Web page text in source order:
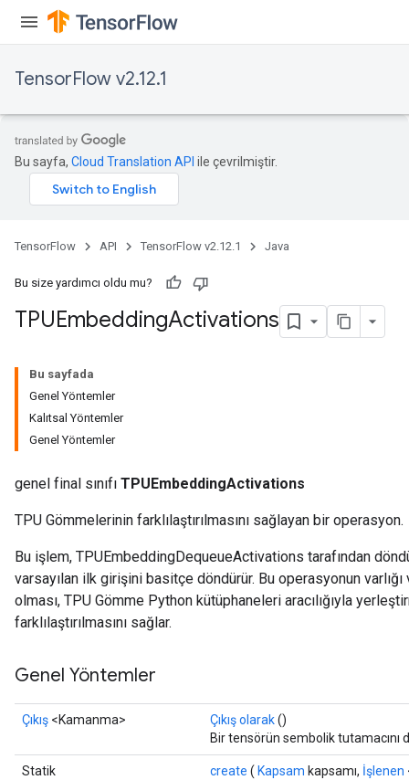
TensorFlow v2.12.1
Bu sayfa, Cloud Translation API ile çevrilmiştir.
TensorFlow API TensorFlow v2.12.1 Java
Bu size yardımcı oldu mu?
TPUEmbeddingActivations
Bu sayfada
Genel Yöntemler
Kalıtsal Yöntemler
Genel Yöntemler
genel final sınıfı TPUEmbeddingActivations
TPU Gömmelerinin farklılaştırılmasını sağlayan bir operasyon.
Bu işlem, TPUEmbeddingDequeueActivations tarafından
varsayılan ilk girişini basitçe döndürür. Bu operasyonun
olması, TPU Gömme Python kütüphaneleri aracılığıyla
farklılaştırılmasını sağlar.
Genel Yöntemler
Çıkış <Kamanma> Çıkış olarak()
Bir tensörün sembolik tutamacını
Statik
create ( Kapsam kapsamı, İşlenen